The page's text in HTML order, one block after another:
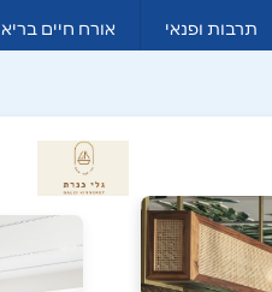
תרבות ופנאי אורח חיים בריא